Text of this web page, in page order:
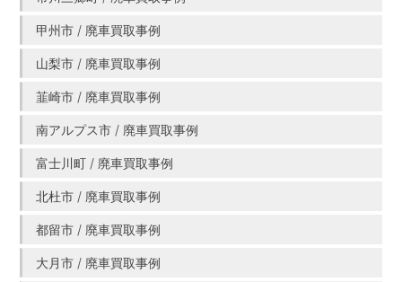
甲州市 / 廃車買取事例
山梨市 / 廃車買取事例
韮崎市 / 廃車買取事例
南アルプス市 / 廃車買取事例
富士川町 / 廃車買取事例
北杜市 / 廃車買取事例
都留市 / 廃車買取事例
大月市 / 廃車買取事例